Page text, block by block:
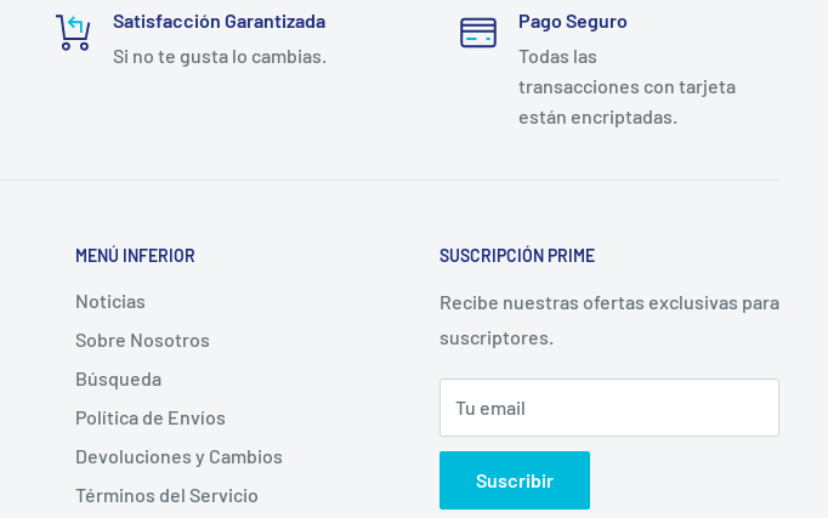
Satisfacción Garantizada
Si no te gusta lo cambias.
Pago Seguro
Todas las
transacciones con tarjeta
están encriptadas.
MENÚ INFERIOR
Noticias
Sobre Nosotros
Búsqueda
Política de Envíos
Devoluciones y Cambios
Términos del Servicio
SUSCRIPCIÓN PRIME
Recibe nuestras ofertas exclusivas para
suscriptores.
Tu email
Suscribir